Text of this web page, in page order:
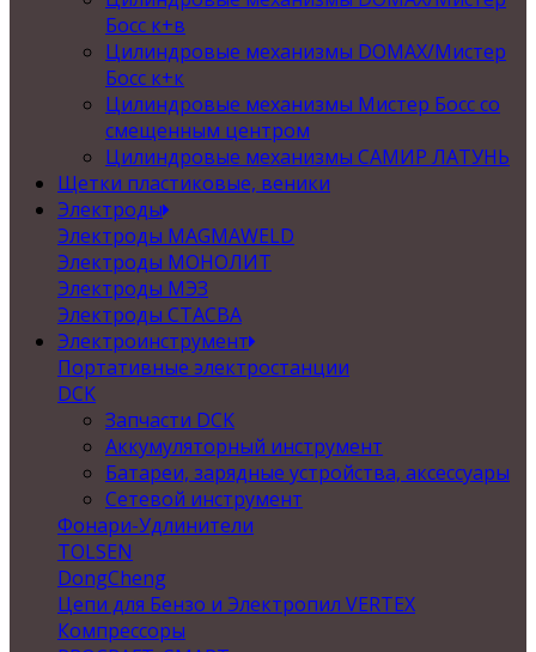
Босс к+в
Цилиндровые механизмы DOMAX/Мистер
Босс к+к
Цилиндровые механизмы Мистер Босс со
смещенным центром
Цилиндровые механизмы САМИР ЛАТУНЬ
Щетки пластиковые, веники
Электроды
Электроды MAGMAWELD
Электроды МОНОЛИТ
Электроды МЭЗ
Электроды СТАСВА
Электроинструмент
Портативные электростанции
DCK
Запчасти DCK
Аккумуляторный инструмент
Батареи, зарядные устройства, аксессуары
Сетевой инструмент
Фонари-Удлинители
TOLSEN
DongCheng
Цепи для Бензо и Электропил VERTEX
Компрессоры